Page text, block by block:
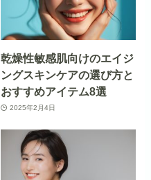
乾燥性敏感肌向けのエイジ
ングスキンケアの選び方と
おすすめアイテム8選
2025年2月4日